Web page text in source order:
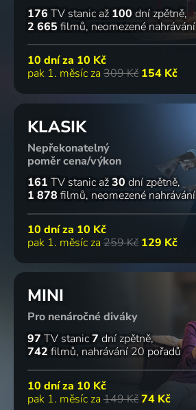
176 TV stanic až 100 dní zpětně
2 665 filmů neomezené nahrávání
10 dní za 10 Kč
pak 1. měsíc za 309 Kč 154 Kč
KLASIK
Nepřekonatelný
poměr cena/výkon
161 TV stanic až30 dní zpětně
1 878 filmů neomezené nahrávání
10 dní za 10 Kč
pak 1. měsíc za 259 Kč 129 Kč
MINI
Pro nenáročné diváky
97 TV stanic7 dní zpětně
742 filmů nahrávání 20 pořadů
10 dní za 10 Kč
pak 1. měsíc za 149 Kč74 Kč